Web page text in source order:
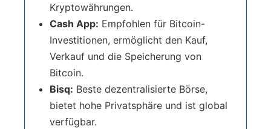
Kryptowährungen.
Cash App: Empfohlen für Bitcoin-
Investitionen, ermöglicht den Kauf,
Verkauf und die Speicherung von
Bitcoin.
Bisq: Beste dezentralisierte Börse,
bietet hohe Privatsphäre und ist global
verfügbar.